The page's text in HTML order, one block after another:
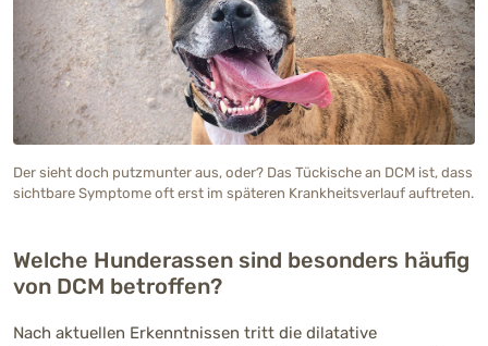
Der sieht doch putzmunter aus, oder? Das Tückische an DCM ist, dass
sichtbare Symptome oft erst im späteren Krankheitsverlauf auftreten.
Welche Hunderassen sind besonders häufig
von DCM betroffen?
Nach aktuellen Erkenntnissen tritt die dilatative